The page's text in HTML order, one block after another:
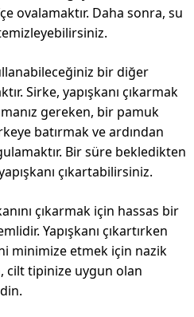
ovalamaktır. Daha sonra, su
bir diğer
Sirke, yapışkanı çıkarmak
gereken, bir pamuk
batırmak ve ardından
Bir süre bekledikten
çıkartabilirsiniz.
çıkarmak için hassas bir
Yapışkanı çıkartırken
minimize etmek için nazik
cilt tipinize uygun olan